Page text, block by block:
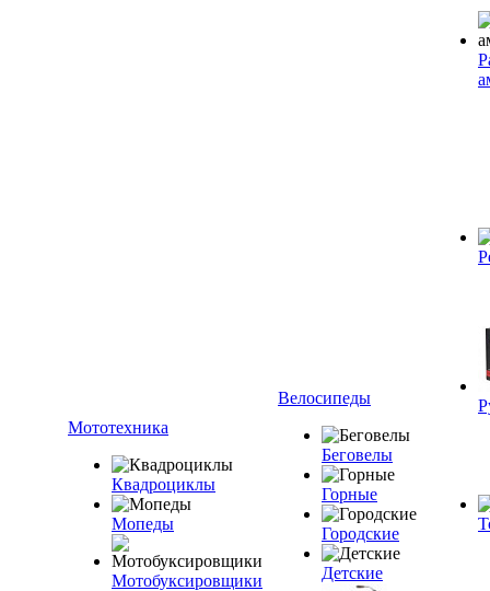
Мототехника
Квадроциклы
Мопеды
Мотобуксировщики
Велосипеды
Беговелы
Горные
Городские
Детские